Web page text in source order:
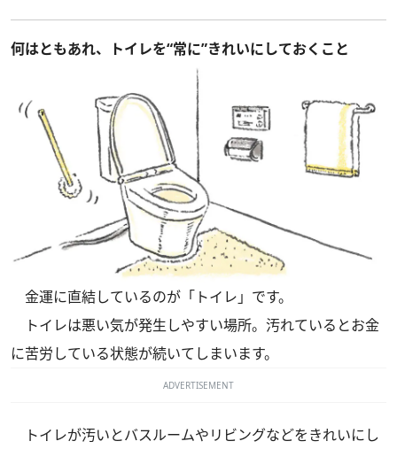
何はともあれ、トイレを“常に”きれいにしておくこと
金運に直結しているのが「トイレ」です。
トイレは悪い気が発生しやすい場所。汚れているとお金
に苦労している状態が続いてしまいます。
ADVERTISEMENT
トイレが汚いとバスルームやリビングなどをきれいにし